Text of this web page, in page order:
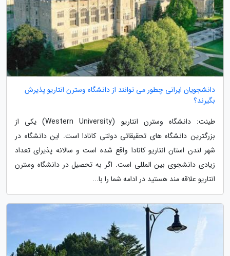
دانشجویان ایرانی چطور می توانند از دانشگاه وسترن انتاریو پذیرش
بگیرند؟
طینت: دانشگاه وسترن انتاریو (Western University) یکی از
بزرگترین دانشگاه های تحقیقاتی دولتی کانادا است. این دانشگاه در
شهر لندن استان انتاریو کانادا واقع شده است و سالانه پذیرای تعداد
زیادی دانشجوی بین المللی است. اگر به تحصیل در دانشگاه وسترن
انتاریو علاقه مند هستید در ادامه شما را با...